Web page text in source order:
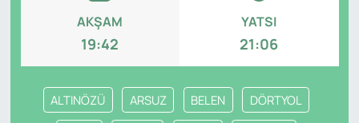
AKŞAM
19:42
YATSI
21:06
ALTINÖZÜ ARSUZ BELEN DÖRTYOL